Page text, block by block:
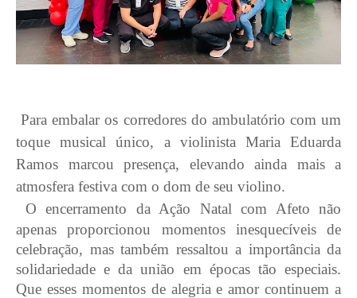
Para embalar os corredores do ambulatório com um
toque musical único, a violinista Maria Eduarda
Ramos marcou presença, elevando ainda mais a
atmosfera festiva com o dom de seu violino.
O encerramento da Ação Natal com Afeto não
apenas proporcionou momentos inesquecíveis de
celebração, mas também ressaltou a importância da
solidariedade e da união em épocas tão especiais.
Que esses momentos de alegria e amor continuem a